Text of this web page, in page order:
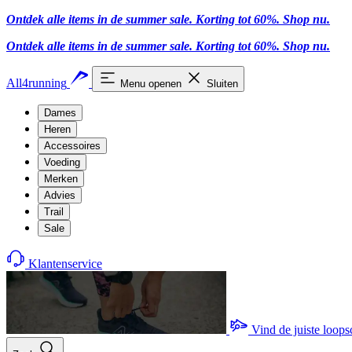
Ontdek alle items in de summer sale. Korting tot 60%. Shop nu.
Ontdek alle items in de summer sale. Korting tot 60%. Shop nu.
All4running Menu openen Sluiten
Dames
Heren
Accessoires
Voeding
Merken
Advies
Trail
Sale
Klantenservice
Vind de juiste